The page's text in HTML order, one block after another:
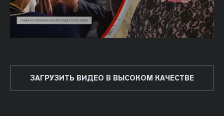
ЗАГРУЗИТЬ ВИДЕО В ВЫСОКОМ КАЧЕСТВЕ